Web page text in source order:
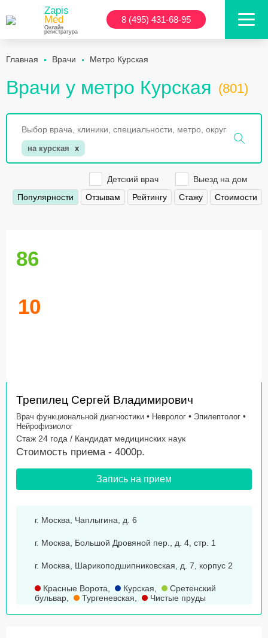
Zapis
Med
Онлайн
регистратура
8 (495) 431-68-95
Главная Врачи Метро Курская
Врачи у метро Курская (801)
на курская x
Детский врач
Выезд на дом
Популярности
Отзывам Рейтингу Стажу Стоимости
86
10
Трепилец Сергей Владимирович
Врач функциональной диагностики • Невролог • Эпилептолог •
Нейрофизиолог
Стаж 24 года / Кандидат медицинских наук
Стоимость приема - 4000р.
Запись на прием
г. Москва, Чаплыгина, д. 6
г. Москва, Большой Дровяной пер., д. 4, стр. 1
г. Москва, Шарикоподшипниковская, д. 7, корпус 2
Красные Ворота, Курская,
Сретенский
бульвар, Тургеневская, Чистые пруды